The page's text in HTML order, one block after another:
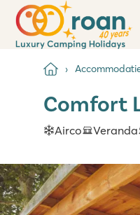
Comfort
Airco Veranda